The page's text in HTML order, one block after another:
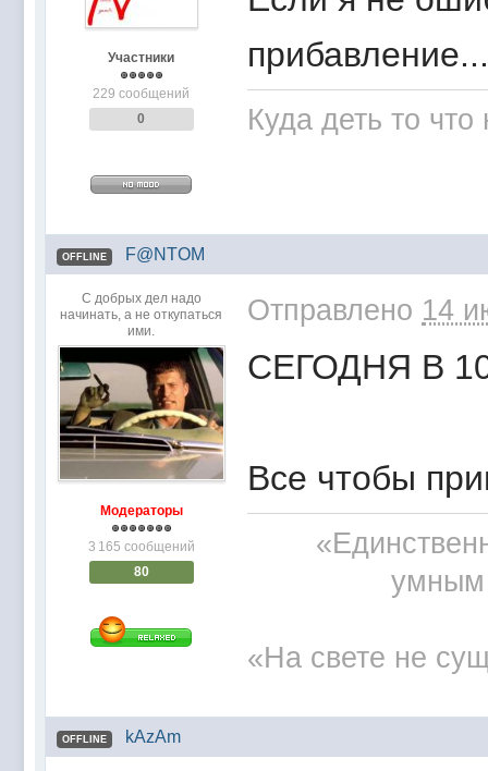
Участники
229 сообщений
0
Куда деть то что
OFFLINE F@NTOM
С добрых дел надо
начинать, а не откупаться
ими.
Модераторы
3 165 сообщений
80
Отправлено 14
СЕГОДНЯ В 10
Все чтобы
умным
«На свете не
OFFLINE kAzAm